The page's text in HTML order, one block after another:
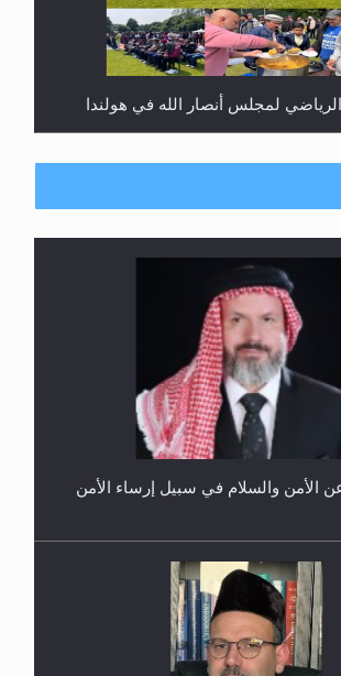
لمجلس أنصار الله في هولندا
الكريم لثلاثة طلاب من مدرسة الحفظ
الأمن والسلام في سبيل إرساء الأمن